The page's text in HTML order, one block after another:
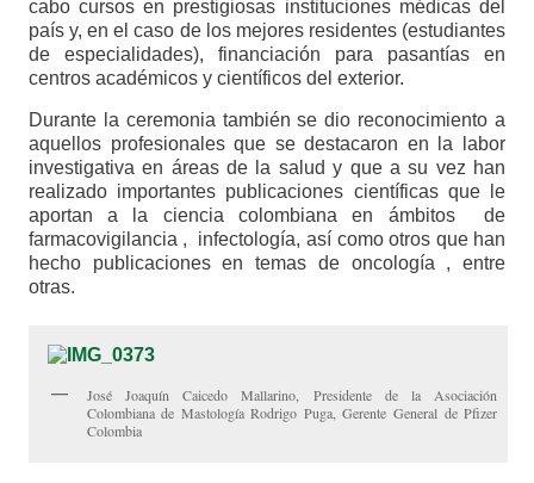
cabo cursos en prestigiosas instituciones médicas del
país y, en el caso de los mejores residentes (estudiantes
de especialidades), financiación para pasantías en
centros académicos y científicos del exterior.
Durante la ceremonia también se dio reconocimiento a
aquellos profesionales que se destacaron en la labor
investigativa en áreas de la salud y que a su vez han
realizado importantes publicaciones científicas que le
aportan a la ciencia colombiana en ámbitos de
farmacovigilancia , infectología, así como otros que han
hecho publicaciones en temas de oncología , entre
otras.
José Joaquín Caicedo Mallarino, Presidente de la Asociación
Colombiana de Mastología Rodrigo Puga, Gerente General de Pfizer
Colombia